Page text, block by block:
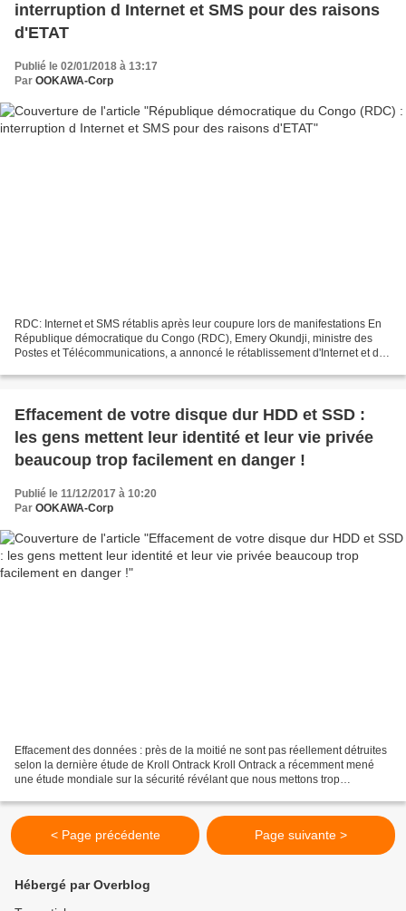
interruption d Internet et SMS pour des raisons
d'ETAT
Publié le 02/01/2018 à 13:17
Par OOKAWA-Corp
RDC: Internet et SMS rétablis après leur coupure lors de manifestations En
République démocratique du Congo (RDC), Emery Okundji, ministre des
Postes et Télécommunications, a annoncé le rétablissement d'Internet et des
Effacement de votre disque dur HDD et SSD :
les gens mettent leur identité et leur vie privée
beaucoup trop facilement en danger !
Publié le 11/12/2017 à 10:20
Par OOKAWA-Corp
Effacement des données : près de la moitié ne sont pas réellement détruites
selon la dernière étude de Kroll Ontrack Kroll Ontrack a récemment mené
une étude mondiale sur la sécurité révélant que nous mettons trop
< Page précédente Page suivante >
Hébergé par Overblog